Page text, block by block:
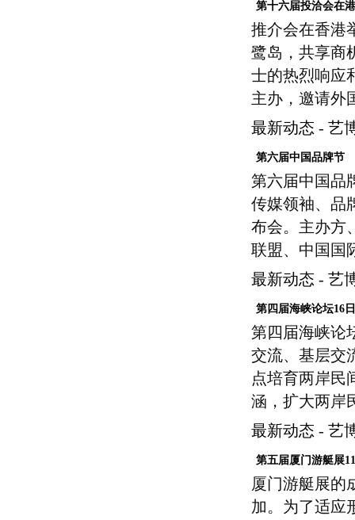
第十六届投洽会在
推介会在香港
鹭岛，共享商
士的热烈响应
主办，邀请外
最新动态 - 艺
第六届中国品牌节
第六届中国品
传媒领袖、品
布会。主办
联盟、中国国
最新动态 - 艺
第四届海峡论坛16
第四届海峡论
交流、基层交
点培育两岸民
涵，扩大两岸
最新动态 - 艺
第五届厦门游艇展
厦门游艇展的
加。为了适应